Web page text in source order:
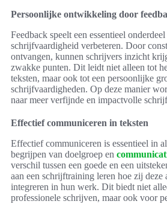
Persoonlijke ontwikkeling door
Feedback speelt een essentieel
schrijfvaardigheid verbeteren. Door
ontvangen, kunnen schrijvers inzicht
zwakke punten. Dit leidt niet alleen tot
teksten, maar ook tot een persoonlijke
schrijfvaardigheden. Op deze manier
naar meer verfijnde en impactvolle
Effectief communiceren in teksten
Effectief communiceren is essentieel in
begrijpen van doelgroep en
verschil tussen een goede en een
aan een schrijftraining leren hoe zij deze
integreren in hun werk. Dit biedt niet
professionele schrijven, maar ook voor